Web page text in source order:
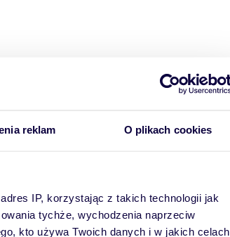
reklam O plikach cookies
IP, korzystając z takich technologii jak
tychże, wychodzenia naprzeciw
kto używa Twoich danych i w jakich celach